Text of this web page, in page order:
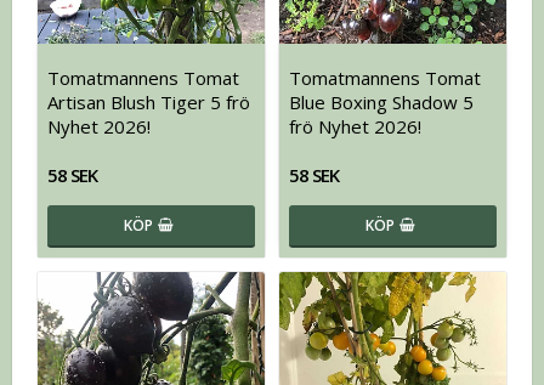
Tomatmannens Tomat
Artisan Blush Tiger 5 frö
Nyhet 2026!
58 SEK
KÖP
Tomatmannens Tomat
Blue Boxing Shadow 5
frö Nyhet 2026!
58 SEK
KÖP